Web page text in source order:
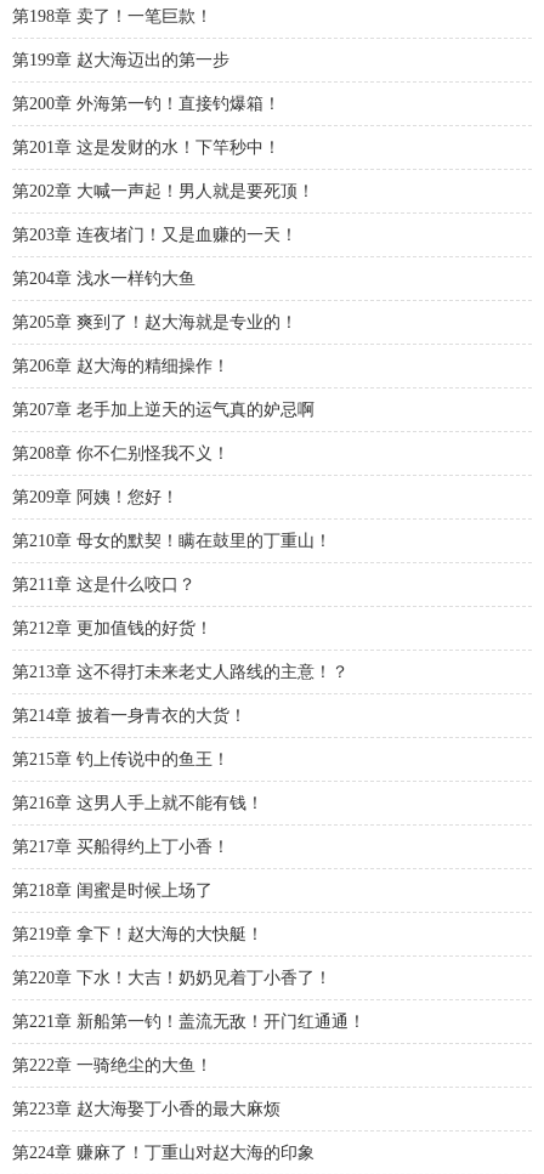
第198章 卖了！一笔巨款！
第199章 赵大海迈出的第一步
第200章 外海第一钓！直接钓爆箱！
第201章 这是发财的水！下竿秒中！
第202章 大喊一声起！男人就是要死顶！
第203章 连夜堵门！又是血赚的一天！
第204章 浅水一样钓大鱼
第205章 爽到了！赵大海就是专业的！
第206章 赵大海的精细操作！
第207章 老手加上逆天的运气真的妒忌啊
第208章 你不仁别怪我不义！
第209章 阿姨！您好！
第210章 母女的默契！瞒在鼓里的丁重山！
第211章 这是什么咬口？
第212章 更加值钱的好货！
第213章 这不得打未来老丈人路线的主意！？
第214章 披着一身青衣的大货！
第215章 钓上传说中的鱼王！
第216章 这男人手上就不能有钱！
第217章 买船得约上丁小香！
第218章 闺蜜是时候上场了
第219章 拿下！赵大海的大快艇！
第220章 下水！大吉！奶奶见着丁小香了！
第221章 新船第一钓！盖流无敌！开门红通通！
第222章 一骑绝尘的大鱼！
第223章 赵大海娶丁小香的最大麻烦
第224章 赚麻了！丁重山对赵大海的印象